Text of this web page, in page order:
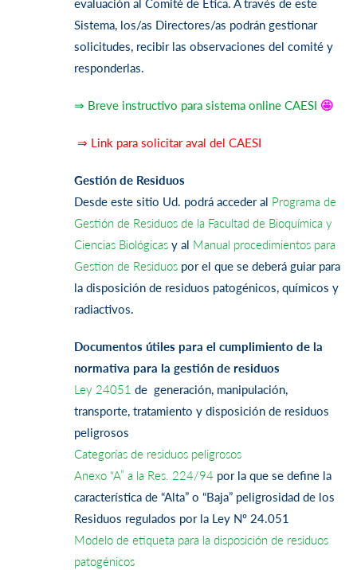
evaluación al Comité de Ética. A través de este
Sistema, los/as Directores/as podrán gestionar
solicitudes, recibir las observaciones del comité y
responderlas.
⇒ Breve instructivo para sistema online CAESI 🤩
⇒ Link para solicitar aval del CAESI
Gestión de Residuos
Desde este sitio Ud. podrá acceder al Programa de
Gestión de Residuos de la Facultad de Bioquímica y
Ciencias Biológicas y al Manual procedimientos para
Gestion de Residuos por el que se deberá guiar para
la disposición de residuos patogénicos, químicos y
radiactivos.
Documentos útiles para el cumplimiento de la
normativa para la gestión de residuos
Ley 24051 de generación, manipulación,
transporte, tratamiento y disposición de residuos
peligrosos
Categorías de residuos peligrosos
Anexo “A” a la Res. 224/94 por la que se define la
característica de “Alta” o “Baja” peligrosidad de los
Residuos regulados por la Ley Nº 24.051
Modelo de etiqueta para la disposición de residuos
patogénicos